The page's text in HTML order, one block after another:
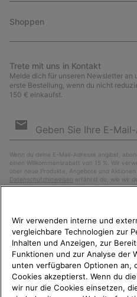
Shoppen
Trete mit uns in Kontakt
Melde dich für unseren Newsletter an
erste Bestellung, wenn du nicht
150 € einkaufst.
Anmeldung
Wenn du deine E-Mail-Adresse angibst,
einen Willkommensrabatt von 15 %. Wir
über neue Produkte, Angebote und
Datenschutzhinweisen erfährst du, wie wir
verarbeiten und wie du deine Zustimmung
Wir verwenden interne und
vergleichbare Technologien zur
Inhalten und Anzeigen, zur
Funktionen und zur Analyse der
unten verfügbaren Optionen an,
Cookies akzeptierst. Wenn du
wir nur die Cookies einsetzen,